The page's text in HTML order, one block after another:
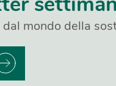
mondo della